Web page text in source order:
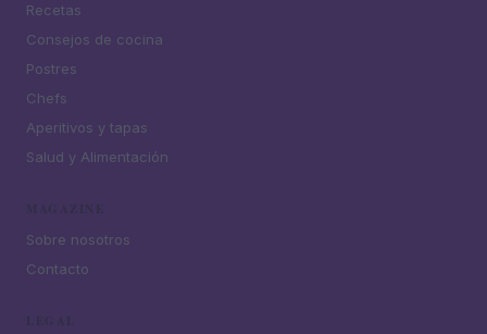
Recetas
Consejos de cocina
Postres
Chefs
Aperitivos y tapas
Salud y Alimentación
Sobre nosotros
Contacto